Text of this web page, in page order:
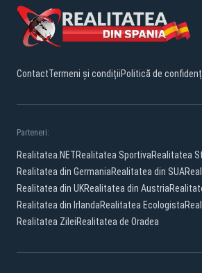
ContactTermeni și condițiiPolitică de
Parteneri:
Realitatea.NETRealitatea SportivaRealitatea
Realitatea din GermaniaRealitatea din SUA
Realitatea din UKRealitatea din Austria
Realitatea din IrlandaRealitatea Ecologista
Realitatea ZileiRealitatea de Oradea